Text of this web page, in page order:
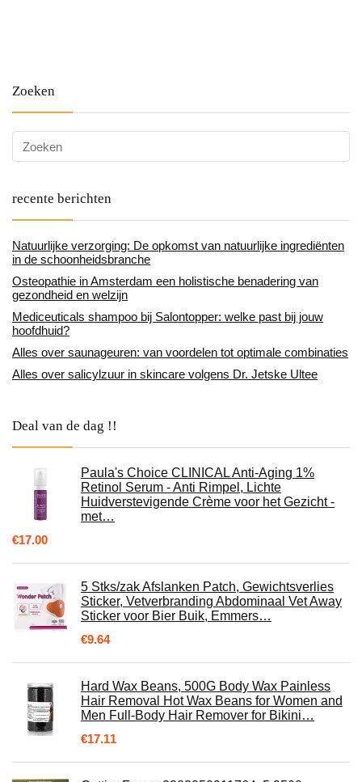
Zoeken
recente berichten
Natuurlijke verzorging: De opkomst van natuurlijke ingrediënten
in de schoonheidsbranche
Osteopathie in Amsterdam een holistische benadering van
gezondheid en welzijn
Mediceuticals shampoo bij Salontopper: welke past bij jouw
hoofdhuid?
Alles over saunageuren: van voordelen tot optimale combinaties
Alles over salicylzuur in skincare volgens Dr. Jetske Ultee
Deal van de dag !!
Paula's Choice CLINICAL Anti-Aging 1%
Retinol Serum - Anti Rimpel, Lichte
Huidverstevigende Crème voor het Gezicht -
met…
€17.00
5 Stks/zak Afslanken Patch, Gewichtsverlies
Sticker, Vetverbranding Abdominaal Vet Away
Sticker voor Bier Buik, Emmers…
€9.64
Hard Wax Beans, 500G Body Wax Painless
Hair Removal Hot Wax Beans for Women and
Men Full-Body Hair Remover for Bikini…
€17.11